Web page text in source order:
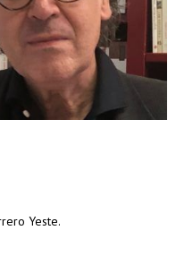
Yeste.